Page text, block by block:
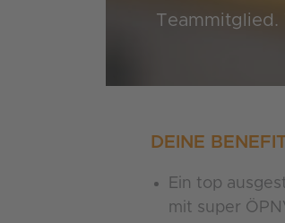
Teammitglied.
DEINE
Ein top
mit super